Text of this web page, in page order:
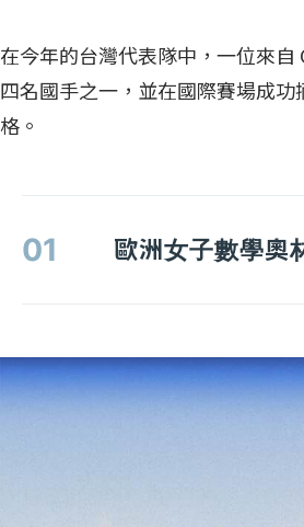
在今年的台灣代表隊中，一位來
四名國手之一，並在國際賽場成
格。
01 歐洲女子數學奧